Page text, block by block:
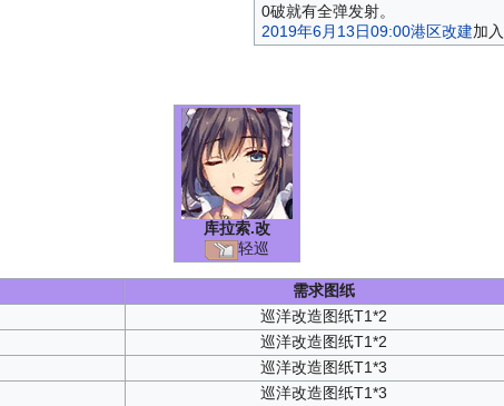
0破就有全弹发射。
2019年6月13日09:00港区改建加
库拉索.改
轻巡
需求图纸
巡洋改造图纸T1*2
巡洋改造图纸T1*2
巡洋改造图纸T1*3
巡洋改造图纸T1*3